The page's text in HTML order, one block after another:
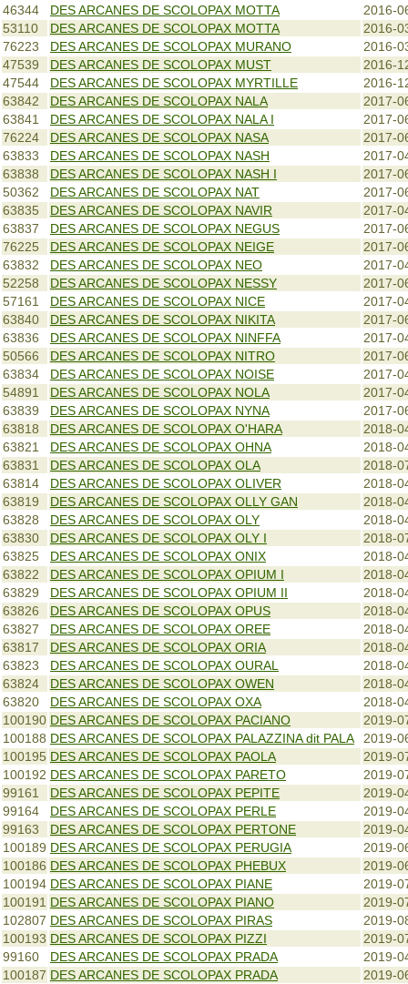
46344
DES ARCANES DE SCOLOPAX MOTTA
2016-
53110
DES ARCANES DE SCOLOPAX MOTTA
2016-
76223
DES ARCANES DE SCOLOPAX MURANO
2016-
47539
DES ARCANES DE SCOLOPAX MUST
2016-
47544
DES ARCANES DE SCOLOPAX MYRTILLE
2016-
63842
DES ARCANES DE SCOLOPAX NALA
2017-
63841
DES ARCANES DE SCOLOPAX NALA I
2017-
76224
DES ARCANES DE SCOLOPAX NASA
2017-
63833
DES ARCANES DE SCOLOPAX NASH
2017-
63838
DES ARCANES DE SCOLOPAX NASH I
2017-
50362
DES ARCANES DE SCOLOPAX NAT
2017-
63835
DES ARCANES DE SCOLOPAX NAVIR
2017-
63837
DES ARCANES DE SCOLOPAX NEGUS
2017-
76225
DES ARCANES DE SCOLOPAX NEIGE
2017-
63832
DES ARCANES DE SCOLOPAX NEO
2017-
52258
DES ARCANES DE SCOLOPAX NESSY
2017-
57161
DES ARCANES DE SCOLOPAX NICE
2017-
63840
DES ARCANES DE SCOLOPAX NIKITA
2017-
63836
DES ARCANES DE SCOLOPAX NINFFA
2017-
50566
DES ARCANES DE SCOLOPAX NITRO
2017-
63834
DES ARCANES DE SCOLOPAX NOISE
2017-
54891
DES ARCANES DE SCOLOPAX NOLA
2017-
63839
DES ARCANES DE SCOLOPAX NYNA
2017-
63818
DES ARCANES DE SCOLOPAX O'HARA
2018-
63821
DES ARCANES DE SCOLOPAX OHNA
2018-
63831
DES ARCANES DE SCOLOPAX OLA
2018-
63814
DES ARCANES DE SCOLOPAX OLIVER
2018-
63819
DES ARCANES DE SCOLOPAX OLLY GAN
2018-
63828
DES ARCANES DE SCOLOPAX OLY
2018-
63830
DES ARCANES DE SCOLOPAX OLY I
2018-
63825
DES ARCANES DE SCOLOPAX ONIX
2018-
63822
DES ARCANES DE SCOLOPAX OPIUM I
2018-
63829
DES ARCANES DE SCOLOPAX OPIUM II
2018-
63826
DES ARCANES DE SCOLOPAX OPUS
2018-
63827
DES ARCANES DE SCOLOPAX OREE
2018-
63817
DES ARCANES DE SCOLOPAX ORIA
2018-
63823
DES ARCANES DE SCOLOPAX OURAL
2018-
63824
DES ARCANES DE SCOLOPAX OWEN
2018-
63820
DES ARCANES DE SCOLOPAX OXA
2018-
100190 DES ARCANES DE SCOLOPAX PACIANO
2019-
100188 DES ARCANES DE SCOLOPAX PALAZZINA dit PALA
2019-
100195 DES ARCANES DE SCOLOPAX PAOLA
2019-
100192 DES ARCANES DE SCOLOPAX PARETO
2019-
99161
DES ARCANES DE SCOLOPAX PEPITE
2019-
99164
DES ARCANES DE SCOLOPAX PERLE
2019-
99163
DES ARCANES DE SCOLOPAX PERTONE
2019-
100189 DES ARCANES DE SCOLOPAX PERUGIA
2019-
100186 DES ARCANES DE SCOLOPAX PHEBUX
2019-
100194 DES ARCANES DE SCOLOPAX PIANE
2019-
100191 DES ARCANES DE SCOLOPAX PIANO
2019-
102807 DES ARCANES DE SCOLOPAX PIRAS
2019-
100193 DES ARCANES DE SCOLOPAX PIZZI
2019-
99160
DES ARCANES DE SCOLOPAX PRADA
2019-
100187 DES ARCANES DE SCOLOPAX PRADA 2019-